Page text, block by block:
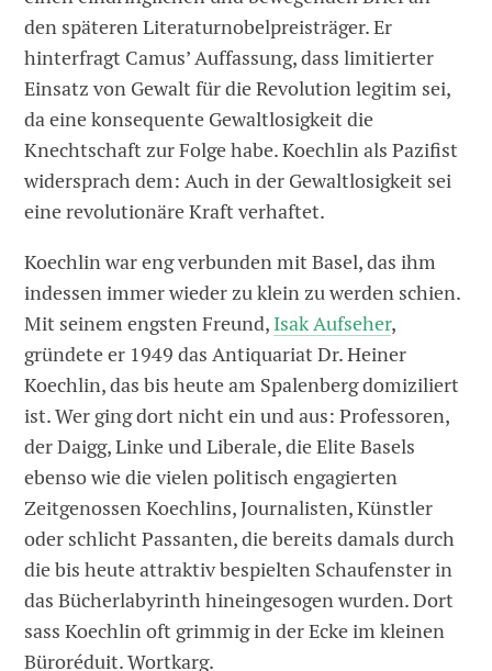
den späteren Literaturnobelpreisträger. Er
hinterfragt Camus’ Auffassung, dass limitierter
Einsatz von Gewalt für die Revolution legitim sei,
da eine konsequente Gewaltlosigkeit die
Knechtschaft zur Folge habe. Koechlin als Pazifist
widersprach dem: Auch in der Gewaltlosigkeit sei
eine revolutionäre Kraft verhaftet.
Koechlin war eng verbunden mit Basel, das ihm
indessen immer wieder zu klein zu werden schien.
Mit seinem engsten Freund, Isak Aufseher,
gründete er 1949 das Antiquariat Dr. Heiner
Koechlin, das bis heute am Spalenberg domiziliert
ist. Wer ging dort nicht ein und aus: Professoren,
der Daigg, Linke und Liberale, die Elite Basels
ebenso wie die vielen politisch engagierten
Zeitgenossen Koechlins, Journalisten, Künstler
oder schlicht Passanten, die bereits damals durch
die bis heute attraktiv bespielten Schaufenster in
das Bücherlabyrinth hineingesogen wurden. Dort
sass Koechlin oft grimmig in der Ecke im kleinen
Büroréduit. Wortkarg.